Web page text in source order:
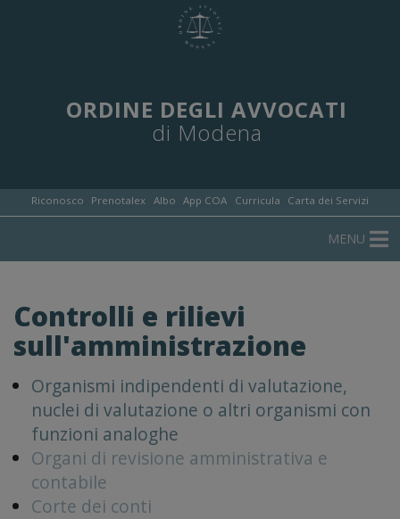
ORDINE DEGLI AVVOCATI
di Modena
Riconosco Prenotalex Albo App COA Curricula Carta dei Servizi
MENU
Controlli e rilievi
sull'amministrazione
Organismi indipendenti di valutazione,
nuclei di valutazione o altri organismi con
funzioni analoghe
Organi di revisione amministrativa e
contabile
Corte dei conti